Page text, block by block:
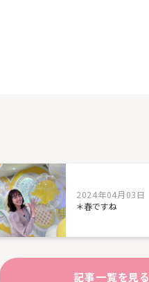
2024年04月03日
＊春ですね
記事一覧を見る